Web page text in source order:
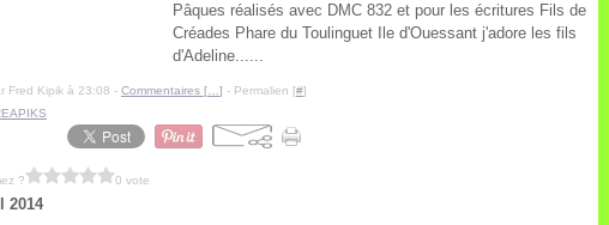
Pâques réalisés avec DMC 832 et pour les écritures Fils de
Créades Phare du Toulinguet Ile d'Ouessant j'adore les fils
d'Adeline......
Fred Kipik à 23:08 - Commentaires [ ] - Permalien [#]
? 0 vote
2014